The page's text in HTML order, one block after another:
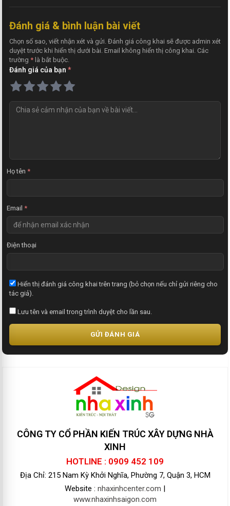
Đánh giá & bình luận bài viết
Chọn số sao, viết nhận xét và gửi. Đánh giá công khai sẽ được admin xét
duyệt trước khi hiển thị dưới bài. Email không hiển thị công khai. Các
trường * là bắt buộc.
Đánh giá của bạn *
Họ tên *
Email *
Điện thoại
Hiển thị đánh giá công khai trên trang (bỏ chọn nếu chỉ gửi riêng cho
tác giả).
Lưu tên và email trong trình duyệt cho lần sau.
GỬI ĐÁNH GIÁ
CÔNG TY CỔ PHẦN KIẾN TRÚC XÂY DỰNG NHÀ
XINH
HOTLINE : 0909 452 109
Địa Chỉ: 215 Nam Kỳ Khởi Nghĩa, Phường 7, Quận 3, HCM
Website : nhaxinhcenter.com
www.nhaxinhsaigon.com